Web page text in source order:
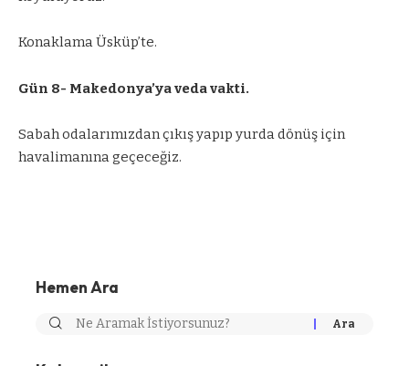
Konaklama Üsküp’te.
Gün 8- Makedonya’ya veda vakti.
Sabah odalarımızdan çıkış yapıp yurda dönüş için
havalimanına geçeceğiz.
Hemen Ara